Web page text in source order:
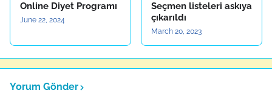
Online Diyet Programı
June 22, 2024
Seçmen listeleri askıya
çıkarıldı
March 20, 2023
Yorum Gönder